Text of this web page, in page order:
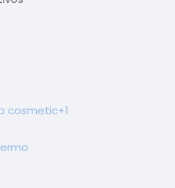
cosmetic+1